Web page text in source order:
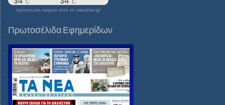
πρόγνωση καιρού από το weather.gr
Πρωτοσέλιδα Εφημερίδων